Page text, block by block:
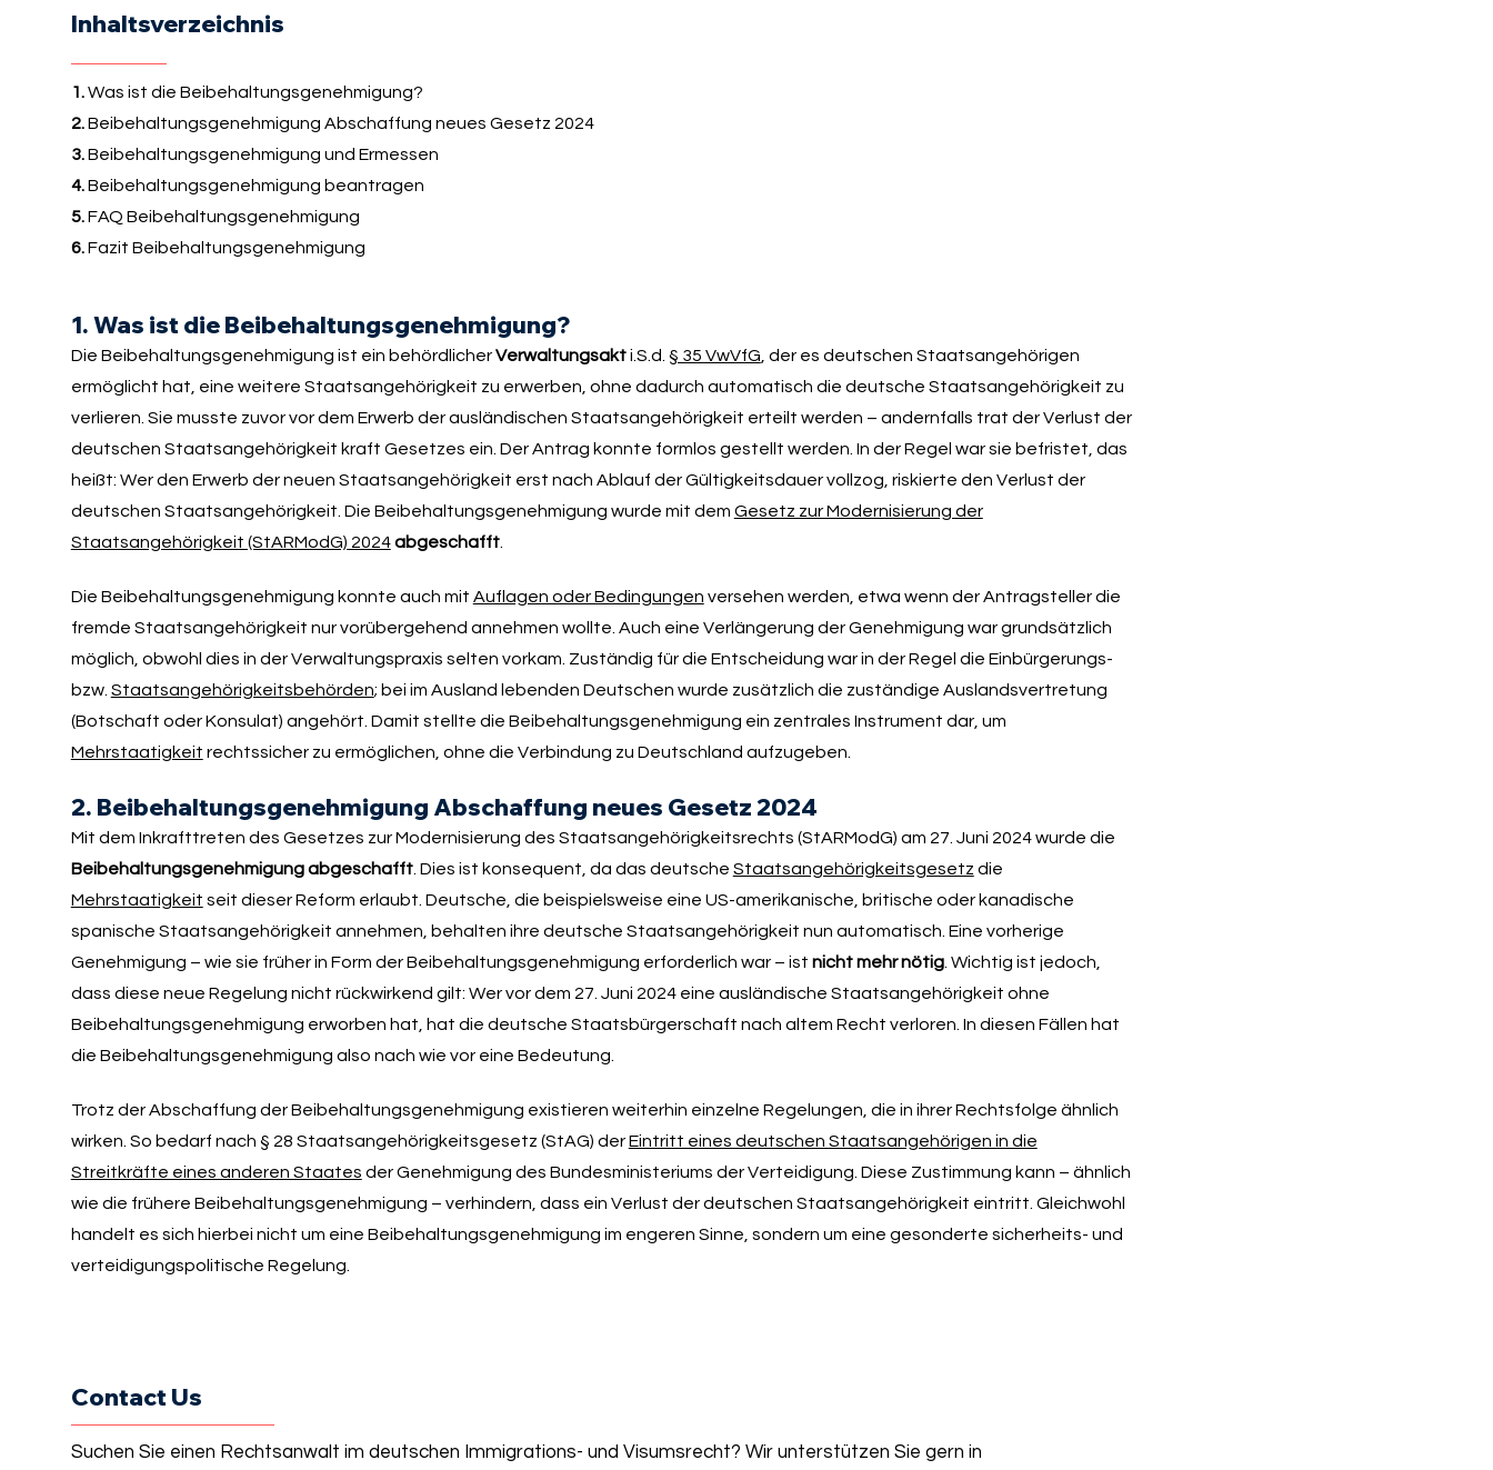
Inhaltsverzeichnis
1.Was ist die Beibehaltungsgenehmigung?
2.Beibehaltungsgenehmigung Abschaffung neues Gesetz 2024
3.Beibehaltungsgenehmigung und Ermessen
4.Beibehaltungsgenehmigung beantragen
5.FAQ Beibehaltungsgenehmigung
6.Fazit Beibehaltungsgenehmigung
1. Was ist die Beibehaltungsgenehmigung?
Die Beibehaltungsgenehmigung ist ein behördlicherVerwaltungsakti.S.d. § 35 VwVfG, der es deutschen Staatsangehörigen
ermöglicht hat, eine weitere Staatsangehörigkeit zu erwerben, ohne dadurch automatisch die deutsche Staatsangehörigkeit zu
verlieren. Sie musste zuvor vor dem Erwerb der ausländischen Staatsangehörigkeit erteilt werden – andernfalls trat der Verlust der
deutschen Staatsangehörigkeit kraft Gesetzes ein. Der Antrag konnte formlos gestellt werden. In der Regel war sie befristet, das
heißt: Wer den Erwerb der neuen Staatsangehörigkeit erst nach Ablauf der Gültigkeitsdauer vollzog, riskierte den Verlust der
deutschen Staatsangehörigkeit. Die Beibehaltungsgenehmigung wurde mit dem Gesetz zur Modernisierung der
Staatsangehörigkeit (StARModG) 2024 abgeschafft.
Die Beibehaltungsgenehmigung konnte auch mit Auflagen oder Bedingungen versehen werden, etwa wenn der Antragsteller die
fremde Staatsangehörigkeit nur vorübergehend annehmen wollte. Auch eine Verlängerung der Genehmigung war grundsätzlich
möglich, obwohl dies in der Verwaltungspraxis selten vorkam. Zuständig für die Entscheidung war in der Regel die Einbürgerungs-
bzw. Staatsangehörigkeitsbehörden; bei im Ausland lebenden Deutschen wurde zusätzlich die zuständige Auslandsvertretung
(Botschaft oder Konsulat) angehört. Damit stellte die Beibehaltungsgenehmigung ein zentrales Instrument dar, um
Mehrstaatigkeit rechtssicher zu ermöglichen, ohne die Verbindung zu Deutschland aufzugeben.
2. Beibehaltungsgenehmigung Abschaffung neues Gesetz 2024
Mit dem Inkrafttreten des Gesetzes zur Modernisierung des Staatsangehörigkeitsrechts (StARModG) am 27. Juni 2024 wurde die
Beibehaltungsgenehmigung abgeschafft. Dies ist konsequent, da das deutsche Staatsangehörigkeitsgesetz die
Mehrstaatigkeit seit dieser Reform erlaubt. Deutsche, die beispielsweise eine US-amerikanische, britische oder kanadische
spanische Staatsangehörigkeit annehmen, behalten ihre deutsche Staatsangehörigkeit nun automatisch. Eine vorherige
Genehmigung – wie sie früher in Form der Beibehaltungsgenehmigung erforderlich war – ist nicht mehr nötig. Wichtig ist jedoch,
dass diese neue Regelung nicht rückwirkend gilt: Wer vor dem 27. Juni 2024 eine ausländische Staatsangehörigkeit ohne
Beibehaltungsgenehmigung erworben hat, hat die deutsche Staatsbürgerschaft nach altem Recht verloren. In diesen Fällen hat
die Beibehaltungsgenehmigung also nach wie vor eine Bedeutung.
Trotz der Abschaffung der Beibehaltungsgenehmigung existieren weiterhin einzelne Regelungen, die in ihrer Rechtsfolge ähnlich
wirken. So bedarf nach § 28 Staatsangehörigkeitsgesetz (StAG) derEintritt eines deutschen Staatsangehörigen in die
Streitkräfte eines anderen Staates der Genehmigung des Bundesministeriums der Verteidigung. Diese Zustimmung kann – ähnlich
wie die frühere Beibehaltungsgenehmigung – verhindern, dass ein Verlust der deutschen Staatsangehörigkeit eintritt. Gleichwohl
handelt es sich hierbei nicht um eine Beibehaltungsgenehmigung im engeren Sinne, sondern um eine gesonderte sicherheits- und
verteidigungspolitische Regelung.
Contact Us
Suchen Sie einen Rechtsanwalt im deutschen Immigrations- und Visumsrecht? Wir unterstützen Sie gern in